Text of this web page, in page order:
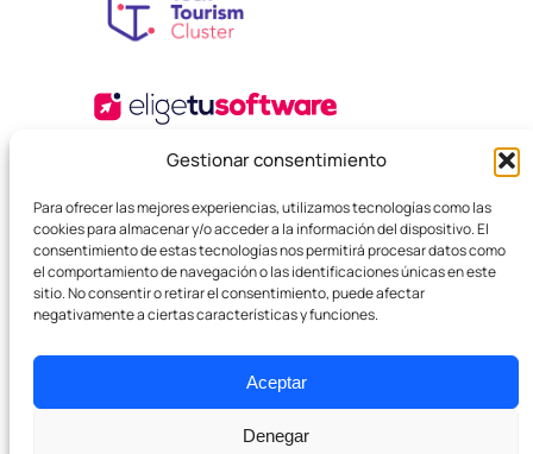
Gestionar consentimiento
Para ofrecer las mejores experiencias, utilizamos tecnologías como las
cookies para almacenar y/o acceder a la información del dispositivo. El
consentimiento de estas tecnologías nos permitirá procesar datos como
el comportamiento de navegación o las identificaciones únicas en este
sitio. No consentir o retirar el consentimiento, puede afectar
negativamente a ciertas características y funciones.
Aceptar
Denegar
© 2025 Agencia Boutique SEO. Todos los derechos
reservados.
Política de privacidadTérminos y Condiciones